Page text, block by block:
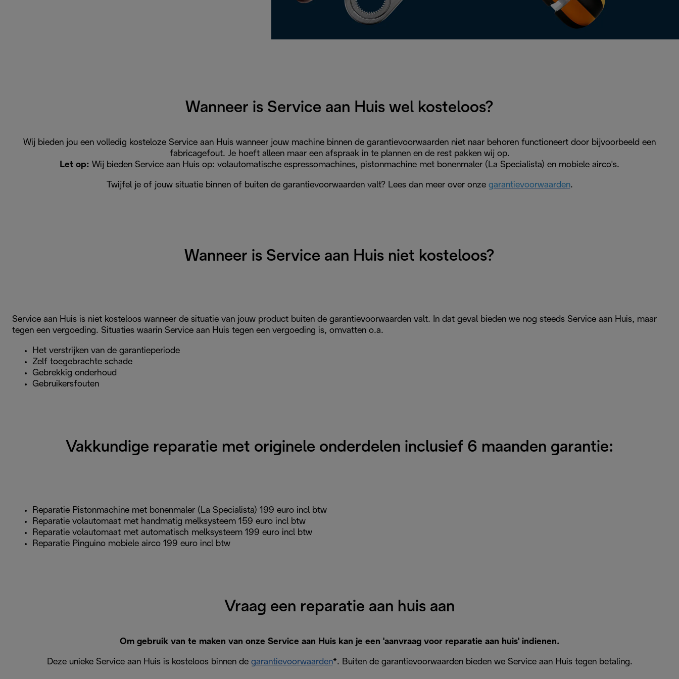
Wanneer is Service aan Huis wel kosteloos?
Wij bieden jou een volledig kosteloze Service aan Huis wanneer jouw machine binnen de garantievoorwaarden niet naar behoren functioneert door bijvoorbeeld een
fabricagefout. Je hoeft alleen maar een afspraak in te plannen en de rest pakken wij op.
Let op: Wij bieden Service aan Huis op: volautomatische espressomachines, pistonmachine met bonenmaler (La Specialista) en mobiele airco's.
Twijfel je of jouw situatie binnen of buiten de garantievoorwaarden valt? Lees dan meer over onze garantievoorwaarden.
Wanneer is Service aan Huis niet kosteloos?
Service aan Huis is niet kosteloos wanneer de situatie van jouw product buiten de garantievoorwaarden valt. In dat geval bieden we nog steeds Service aan Huis, maar
tegen een vergoeding. Situaties waarin Service aan Huis tegen een vergoeding is, omvatten o.a.
Het verstrijken van de garantieperiode
Zelf toegebrachte schade
Gebrekkig onderhoud
Gebruikersfouten
Vakkundige reparatie met originele onderdelen inclusief 6 maanden garantie:
Reparatie Pistonmachine met bonenmaler (La Specialista) 199 euro incl btw
Reparatie volautomaat met handmatig melksysteem 159 euro incl btw
Reparatie volautomaat met automatisch melksysteem 199 euro incl btw
Reparatie Pinguino mobiele airco 199 euro incl btw
Vraag een reparatie aan huis aan
Om gebruik van te maken van onze Service aan Huis kan je een 'aanvraag voor reparatie aan huis' indienen.
Deze unieke Service aan Huis is kosteloos binnen de garantievoorwaarden*. Buiten de garantievoorwaarden bieden we Service aan Huis tegen betaling.